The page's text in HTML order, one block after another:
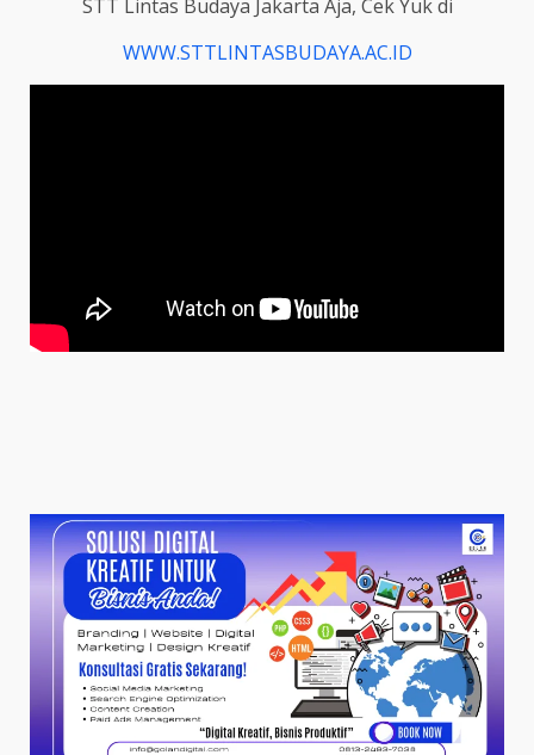
STT Lintas Budaya Jakarta Aja, Cek Yuk di
WWW.STTLINTASBUDAYA.AC.ID